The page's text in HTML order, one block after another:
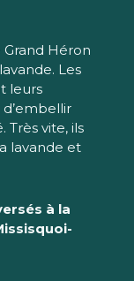
Héron
Les
leurs
vite, ils
lavande et
à la